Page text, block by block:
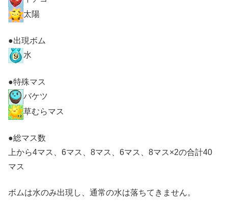
太陽
●出現ボム
水
●特殊マス
バケツ
草むらマス
●総マス数
上から4マス、6マス、8マス、6マス、8マス×2の合計40
マス
ボムは水のみ出現し、通常の水は落ちてきません。